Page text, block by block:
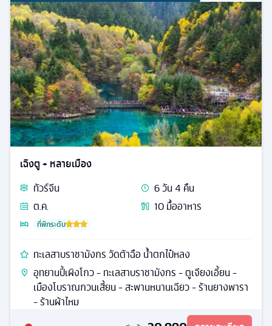
เฉิงตู + หลายเมือง
ทัวร์จีน 6วัน4 คืน
ต.ค.
10มื้ออาหาร
ที่พักระดับ
ทะเลสาบราชามังกร วัดต้าฉือ น้ำตกไป๋หลง
อุทยานปี้เผิงโกว - ทะเลสาบราชามังกร - ตูเจียงเอี้ยน -
เมืองโบราณกวนเสี้ยน - สะพานหนานเฉียว - ร้านยางพารา
- ร้านผ้าไหม